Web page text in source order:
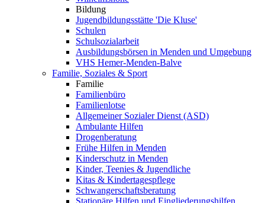
Bildung
Jugendbildungsstätte 'Die Kluse'
Schulen
Schulsozialarbeit
Ausbildungsbörsen in Menden und Umgebung
VHS Hemer-Menden-Balve
Familie, Soziales & Sport
Familie
Familienbüro
Familienlotse
Allgemeiner Sozialer Dienst (ASD)
Ambulante Hilfen
Drogenberatung
Frühe Hilfen in Menden
Kinderschutz in Menden
Kinder, Teenies & Jugendliche
Kitas & Kindertagespflege
Schwangerschaftsberatung
Stationäre Hilfen und Eingliederungshilfen